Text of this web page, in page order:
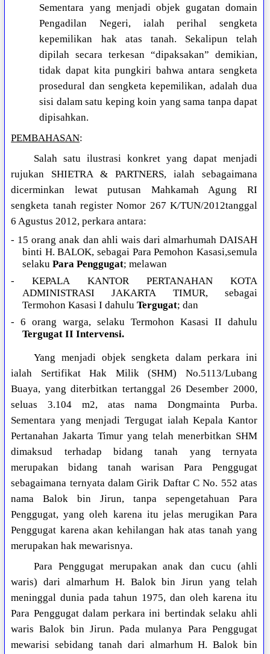
Sementara yang menjadi objek gugatan domain
Pengadilan Negeri, ialah perihal sengketa
kepemilikan hak atas tanah. Sekalipun telah
dipilah secara terkesan “dipaksakan” demikian,
tidak dapat kita pungkiri bahwa antara sengketa
prosedural dan sengketa kepemilikan, adalah dua
sisi dalam satu keping koin yang sama tanpa dapat
dipisahkan.
PEMBAHASAN:
Salah satu ilustrasi konkret yang dapat menjadi
rujukan SHIETRA & PARTNERS, ialah sebagaimana
dicerminkan lewat putusan Mahkamah Agung RI
sengketa tanah register Nomor 267 K/TUN/2012tanggal
6 Agustus 2012, perkara antara:
- 15 orang anak dan ahli wais dari almarhumah DAISAH
binti H. BALOK, sebagai Para Pemohon Kasasi,semula
selakuPara Penggugat; melawan
- KEPALA KANTOR PERTANAHAN KOTA
ADMINISTRASI JAKARTA TIMUR, sebagai
Termohon Kasasi I dahuluTergugat; dan
- 6 orang warga, selaku Termohon Kasasi II dahulu
Tergugat II Intervensi.
Yang menjadi objek sengketa dalam perkara ini
ialah Sertifikat Hak Milik (SHM) No.5113/Lubang
Buaya, yang diterbitkan tertanggal 26 Desember 2000,
seluas 3.104 m2, atas nama Dongmainta Purba.
Sementara yang menjadi Tergugat ialah Kepala Kantor
Pertanahan Jakarta Timur yang telah menerbitkan SHM
dimaksud terhadap bidang tanah yang ternyata
merupakan bidang tanah warisan Para Penggugat
sebagaimana ternyata dalam Girik Daftar C No. 552 atas
nama Balok bin Jirun, tanpa sepengetahuan Para
Penggugat, yang oleh karena itu jelas merugikan Para
Penggugat karena akan kehilangan hak atas tanah yang
merupakan hak mewarisnya.
Para Penggugat merupakan anak dan cucu (ahli
waris) dari almarhum H. Balok bin Jirun yang telah
meninggal dunia pada tahun 1975, dan oleh karena itu
Para Penggugat dalam perkara ini bertindak selaku ahli
waris Balok bin Jirun. Pada mulanya Para Penggugat
mewarisi sebidang tanah dari almarhum H. Balok bin